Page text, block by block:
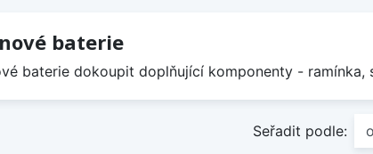
baterie
baterie dokoupit doplňující komponenty - ramínka,
Seřadit podle: